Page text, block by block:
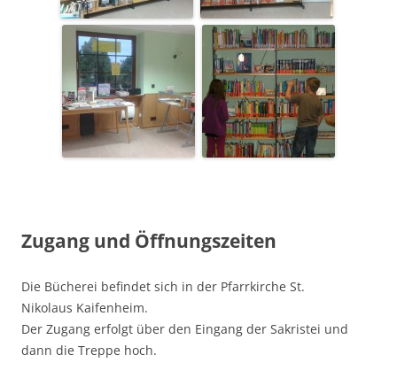
Zugang und Öffnungszeiten
Die Bücherei befindet sich in der Pfarrkirche St.
Nikolaus Kaifenheim.
Der Zugang erfolgt über den Eingang der Sakristei und
dann die Treppe hoch.